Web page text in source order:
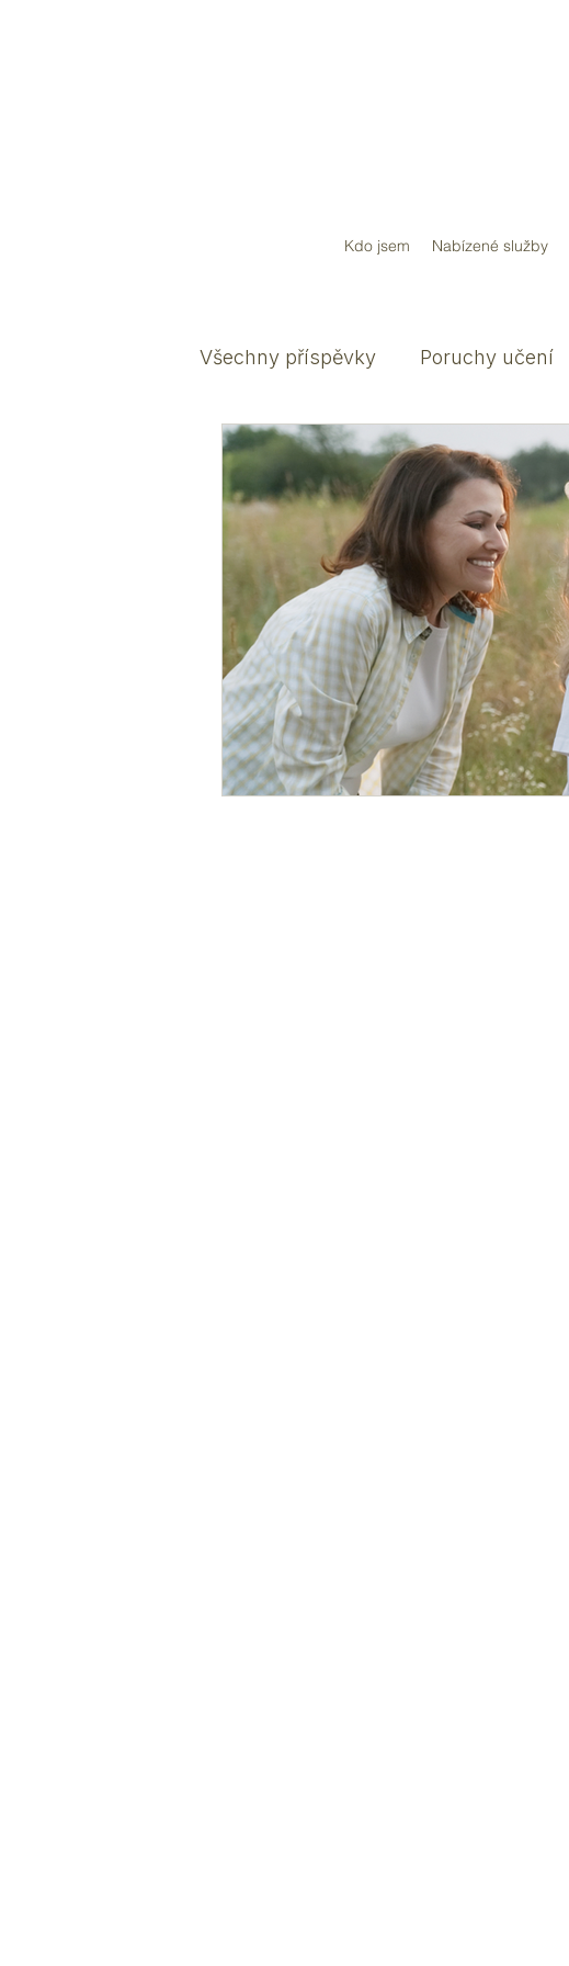
Kdo jsem Nabízené služby
Všechny příspěvky Poruchy učení
Nadané děti ADHD